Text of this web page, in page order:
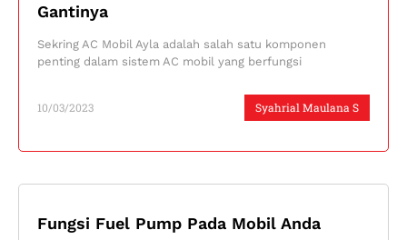
Gantinya
Syahrial Maulana S
10/03/2023
Sekring AC Mobil Ayla adalah salah satu komponen
penting dalam sistem AC mobil yang berfungsi
Fungsi Fuel Pump Pada Mobil Anda